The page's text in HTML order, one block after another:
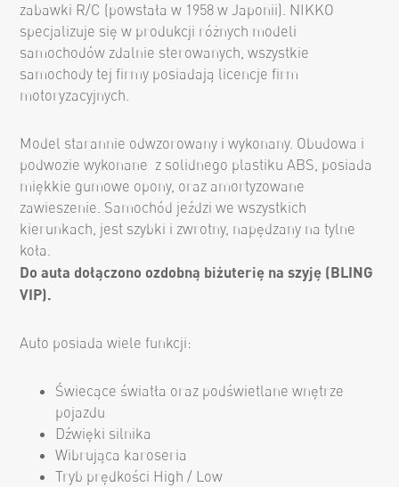
zabawki R/C (powstała w 1958 w Japonii). NIKKO
specjalizuje się w produkcji różnych modeli
samochodów zdalnie sterowanych, wszystkie
samochody tej firmy posiadają licencje firm
motoryzacyjnych.
Model starannie odwzorowany i wykonany. Obudowa i
podwozie wykonane z solidnego plastiku ABS, posiada
miękkie gumowe opony, oraz amortyzowane
zawieszenie. Samochód jeździ we wszystkich
kierunkach, jest szybki i zwrotny, napędzany na tylne
koła.
Do auta dołączono ozdobną biżuterię na szyję (BLING
VIP).
Auto posiada wiele funkcji:
Świecące światła oraz podświetlane wnętrze
pojazdu
Dźwięki silnika
Wibrująca karoseria
Tryb prędkości High / Low